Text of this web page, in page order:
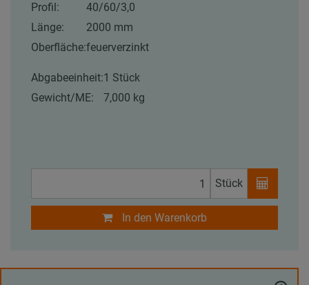
Profil:
40/60/3,0
Länge:
2000 mm
Oberfläche:feuerverzinkt
Abgabeeinheit:1 Stück
Gewicht/ME:
7,000 kg
Stück
In den Warenkorb